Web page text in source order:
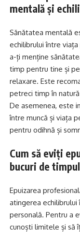
mentală și
Sănătatea mentală
echilibrului între
a-ți menține
timp pentru tine și
relaxare. Este
petreci timp în
De asemenea, este
între muncă și viața
pentru odihnă și
Cum să eviți
bucuri de
Epuizarea
atingerea echilibrului
personală. Pentru a
cunoști limitele și să